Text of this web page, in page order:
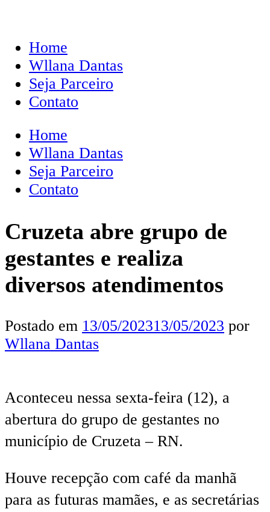
Home
Wllana Dantas
Seja Parceiro
Contato
Home
Wllana Dantas
Seja Parceiro
Contato
Cruzeta abre grupo de
gestantes e realiza
diversos atendimentos
Postado em 13/05/202313/05/2023 por
Wllana Dantas
Aconteceu nessa sexta-feira (12), a
abertura do grupo de gestantes no
município de Cruzeta – RN.
Houve recepção com café da manhã
para as futuras mamães, e as secretárias